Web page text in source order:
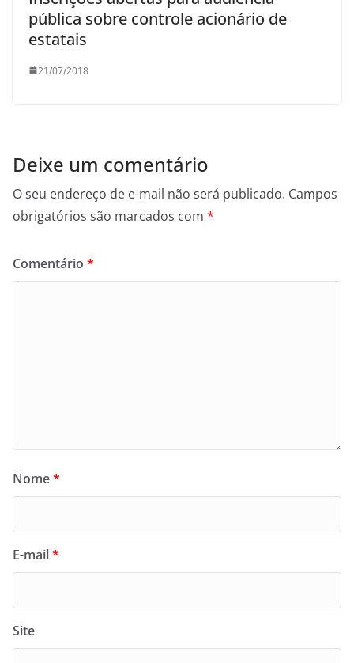
pública sobre controle acionário de
estatais
21/07/2018
Deixe um comentário
O seu endereço de e-mail não será publicado. Campos
obrigatórios são marcados com *
Comentário *
Nome*
E-mail*
Site